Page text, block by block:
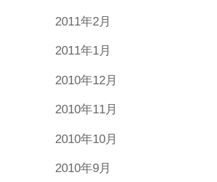
2011年2月
2011年1月
2010年12月
2010年11月
2010年10月
2010年9月